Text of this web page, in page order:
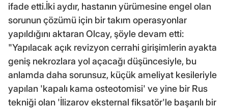
ifade etti.İki aydır, hastanın yürümesine engel olan
sorunun çözümü için bir takım operasyonlar
yapıldığını aktaran Olcay, şöyle devam etti:
"Yapılacak açık revizyon cerrahi girişimlerin ayakta
geniş nekrozlara yol açacağı düşüncesiyle, bu
anlamda daha sorunsuz, küçük ameliyat kesileriyle
yapılan 'kapalı kama osteotomisi' ve yine bir Rus
tekniği olan 'İlizarov eksternal fiksatör'le başarılı bir